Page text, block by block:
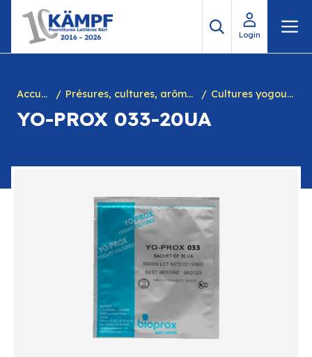
contenu
Login
Accueil Présures, cultures, arôme à yogourt, marques, chiffres en caséine et divers Cultures yogourts
YO-PROX 033-20UA